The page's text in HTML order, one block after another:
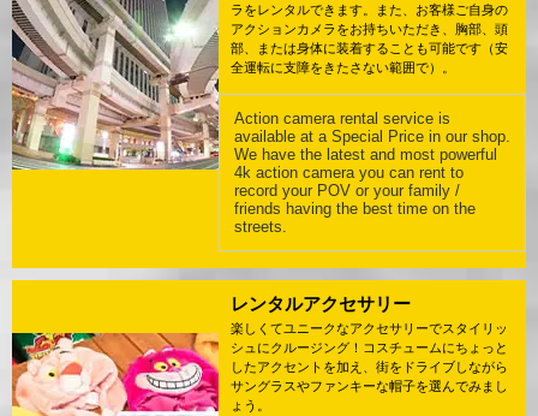
ラをレンタルできます。また、お客様ご自身の
アクションカメラをお持ちいただき、胸部、頭
部、または身体に装着することも可能です（安
全運転に支障をきたさない範囲で）。
Action camera rental service is
available at a Special Price in our shop.
We have the latest and most powerful
4k action camera you can rent to
record your POV or your family /
friends having the best time on the
streets.
レンタルアクセサリー
楽しくてユニークなアクセサリーでスタイリッ
シュにクルージング！コスチュームにちょっと
したアクセントを加え、街をドライブしながら
サングラスやファンキーな帽子を選んでみまし
ょう。